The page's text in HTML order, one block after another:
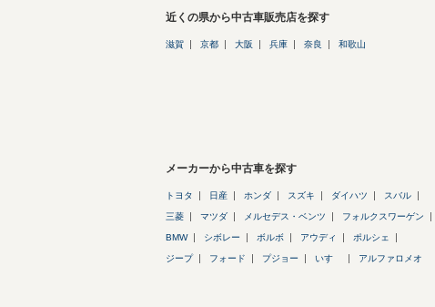
近くの県から中古車販売店を探す
滋賀 京都 大阪 兵庫 奈良 和歌山
メーカーから中古車を探す
トヨタ 日産 ホンダ スズキ ダイハツ スバル
三菱 マツダ メルセデス・ベンツ フォルクスワーゲン
BMW シボレー ボルボ アウディ ポルシェ
ジープ フォード プジョー いすゞ アルファロメオ